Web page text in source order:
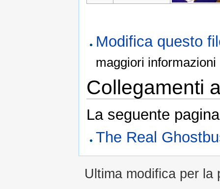
Modifica questo
maggiori
Collegamenti
La seguente
The Real
Ultima modifica per la